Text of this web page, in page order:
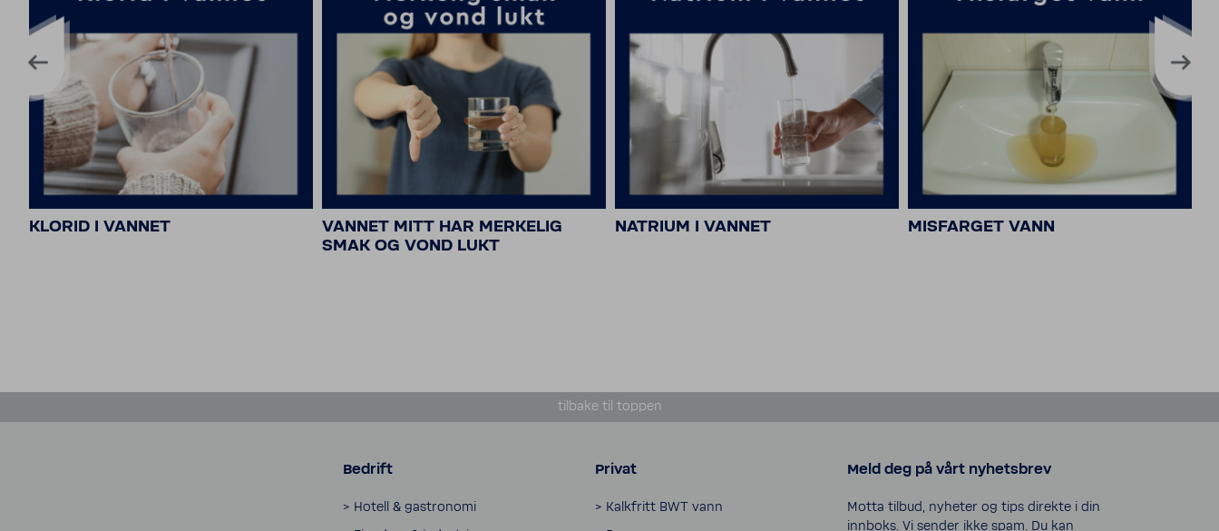
KLORID I VANNET
VANNET MITT HAR MERKELIG
SMAK OG VOND LUKT
NATRIUM I VANNET MISFARGET VANN
tilbake til toppen
Bedrift
> Hotell & gastronomi
Privat
> Kalkfritt BWT vann
Meld deg på vårt nyhetsbrev
Motta tilbud, nyheter og tips direkte i din
innboks. Vi sender ikke spam. Du kan